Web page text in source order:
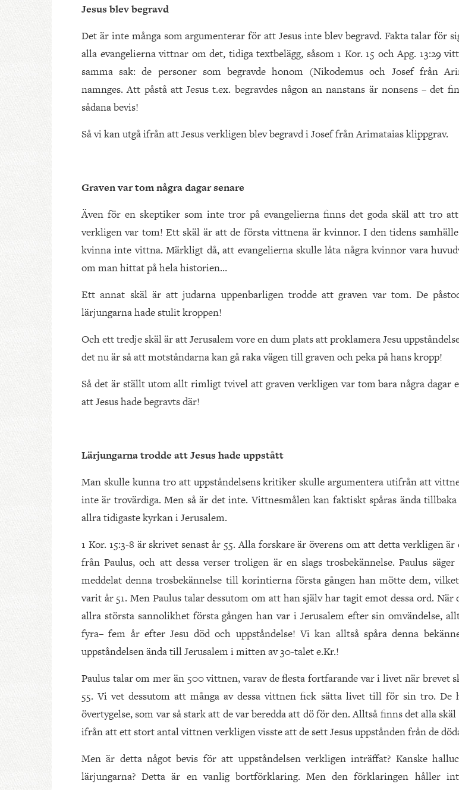
Jesus blev begravd
Det är inte många som argumenterar för att Jesus inte blev begravd. Fakta talar för
alla evangelierna vittnar om det, tidiga textbelägg, såsom 1 Kor. 15 och Apg. 13:29
samma sak: de personer som begravde honom (Nikodemus och Josef från
namnges. Att påstå att Jesus t.ex. begravdes någon an nanstans är nonsens – det
sådana bevis!
Så vi kan utgå ifrån att Jesus verkligen blev begravd i Josef från Arimataias klippgrav.
Graven var tom några dagar senare
Även för en skeptiker som inte tror på evangelierna finns det goda skäl att tro
verkligen var tom! Ett skäl är att de första vittnena är kvinnor. I den tidens
kvinna inte vittna. Märkligt då, att evangelierna skulle låta några kvinnor vara
om man hittat på hela historien…
Ett annat skäl är att judarna uppenbarligen trodde att graven var tom. De
lärjungarna hade stulit kroppen!
Och ett tredje skäl är att Jerusalem vore en dum plats att proklamera Jesu
det nu är så att motståndarna kan gå raka vägen till graven och peka på hans kropp!
Så det är ställt utom allt rimligt tvivel att graven verkligen var tom bara några dagar
att Jesus hade begravts där!
Lärjungarna trodde att Jesus hade uppstått
Man skulle kunna tro att uppståndelsens kritiker skulle argumentera utifrån att
inte är trovärdiga. Men så är det inte. Vittnesmålen kan faktiskt spåras ända
allra tidigaste kyrkan i Jerusalem.
1 Kor. 15:3-8 är skrivet senast år 55. Alla forskare är överens om att detta verkligen
från Paulus, och att dessa verser troligen är en slags trosbekännelse. Paulus
meddelat denna trosbekännelse till korintierna första gången han mötte dem,
varit år 51. Men Paulus talar dessutom om att han själv har tagit emot dessa ord. När
allra största sannolikhet första gången han var i Jerusalem efter sin omvändelse,
fyra– fem år efter Jesu död och uppståndelse! Vi kan alltså spåra denna
uppståndelsen ända till Jerusalem i mitten av 30-talet e.Kr.!
Paulus talar om mer än 500 vittnen, varav de flesta fortfarande var i livet när brevet
55. Vi vet dessutom att många av dessa vittnen fick sätta livet till för sin tro. De
övertygelse, som var så stark att de var beredda att dö för den. Alltså finns det alla
ifrån att ett stort antal vittnen verkligen visste att de sett Jesus uppstånden från de
Men är detta något bevis för att uppståndelsen verkligen inträffat? Kanske
lärjungarna? Detta är en vanlig bortförklaring. Men den förklaringen håller